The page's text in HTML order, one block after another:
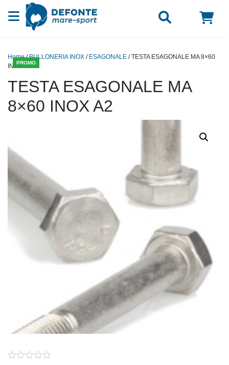
Vai al contenuto
PROMO
Home/BULLONERIA INOX / ESAGONALE / TESTA ESAGONALE MA 8×60
INOX A2
TESTA ESAGONALE MA
8×60 INOX A2